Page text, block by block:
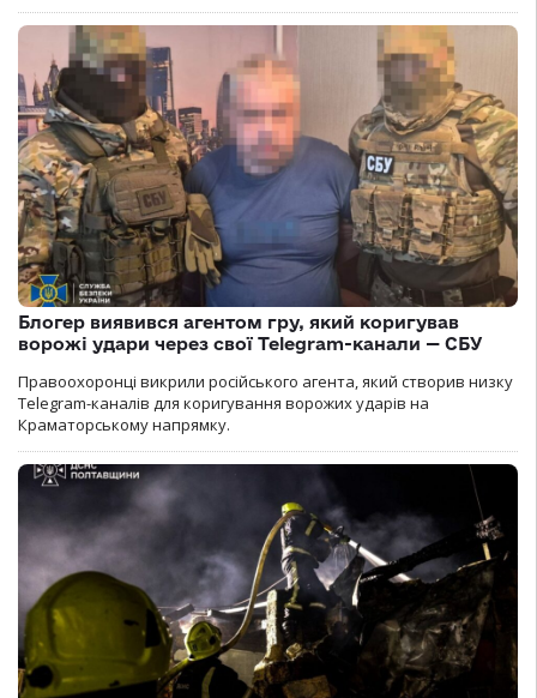
Блогер виявився агентом гру, який коригував
ворожі удари через свої Telegram-канали — СБУ
Правоохоронці викрили російського агента, який створив низку
Telegram-каналів для коригування ворожих ударів на
Краматорському напрямку.